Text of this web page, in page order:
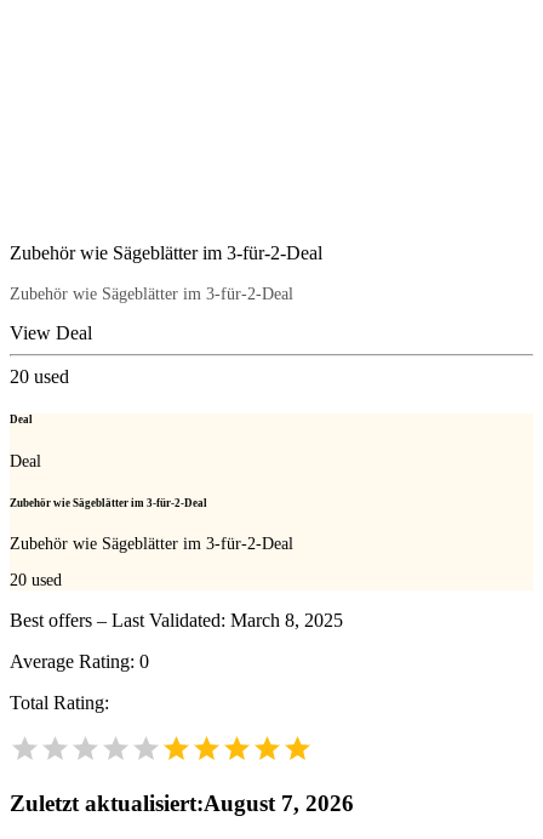
Zubehör wie Sägeblätter im 3-für-2-Deal
Zubehör wie Sägeblätter im 3-für-2-Deal
View Deal
20 used
Deal
Deal
Zubehör wie Sägeblätter im 3-für-2-Deal
Zubehör wie Sägeblätter im 3-für-2-Deal
20 used
Best offers – Last Validated: March 8, 2025
Average Rating: 0
Total Rating:
Zuletzt aktualisiert:August 7, 2026